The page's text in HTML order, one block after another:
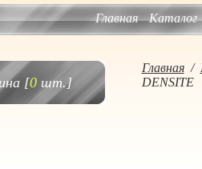
Главная Каталог
[0шт.]
Главная/
DENSITE